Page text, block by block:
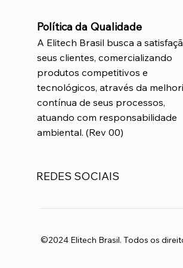
Política da Qualidade
A Elitech Brasil busca a
seus clientes, comercializando
produtos competitivos e
tecnológicos, através da
contínua de seus processos,
atuando com responsabilidade
ambiental. (Rev 00)
REDES SOCIAIS
©2024 Elitech Brasil. Todos os